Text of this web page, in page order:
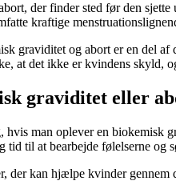
der finder sted før den
kraftige
graviditet og abort er en del
at det ikke er kvindens skyld,
graviditet eller
man oplever en biokemisk
tid til at bearbejde følelserne og
der kan hjælpe kvinder